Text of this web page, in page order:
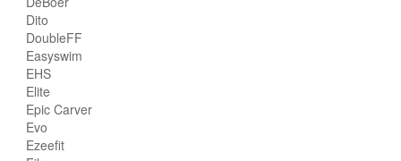
Dito
DoubleFF
Easyswim
EHS
Elite
Epic Carver
Evo
Ezeefit